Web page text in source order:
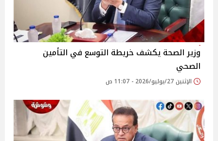
وزير الصحة يكشف خريطة التوسع في التأمين
الصحي
الإثنين 27/يوليو/2026 - 11:07 ص